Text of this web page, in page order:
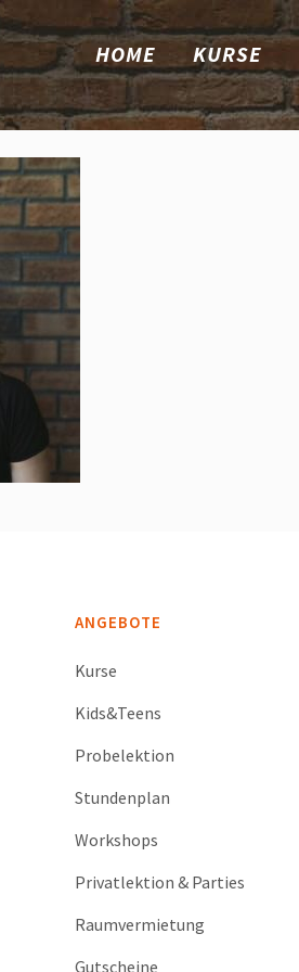
HOME KURSE
ANGEBOTE
Kurse
Kids&Teens
Probelektion
Stundenplan
Workshops
Privatlektion & Parties
Raumvermietung
Gutscheine